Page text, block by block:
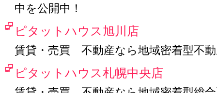
中を公開中！
ピタットハウス旭川店
賃貸・売買 不動産なら地域密着型不
ピタットハウス札幌中央店